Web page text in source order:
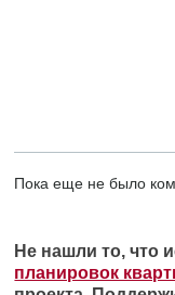
Пока еще не было
Не нашли то, что
планировок